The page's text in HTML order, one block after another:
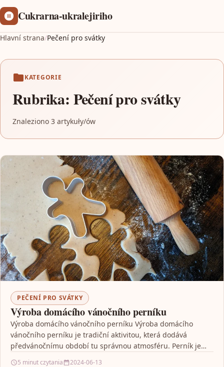
Cukrarna-ukralejiriho
Hlavní strana/Pečení pro svátky
KATEGORIE
Rubrika: Pečení pro svátky
Znaleziono 3 artykuły/ów
PEČENÍ PRO SVÁTKY
Výroba domácího vánočního perníku
Výroba domácího vánočního perníku Výroba domácího
vánočního perníku je tradiční aktivitou, která dodává
předvánočnímu období tu správnou atmosféru. Perník je
5 minut czytania 2024-06-13